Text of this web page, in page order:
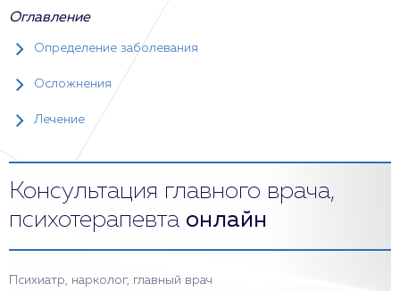
Оглавление
Определение заболевания
Осложнения
Лечение
Консультация главного врача,
психотерапевта онлайн
Психиатр, нарколог, главный врач